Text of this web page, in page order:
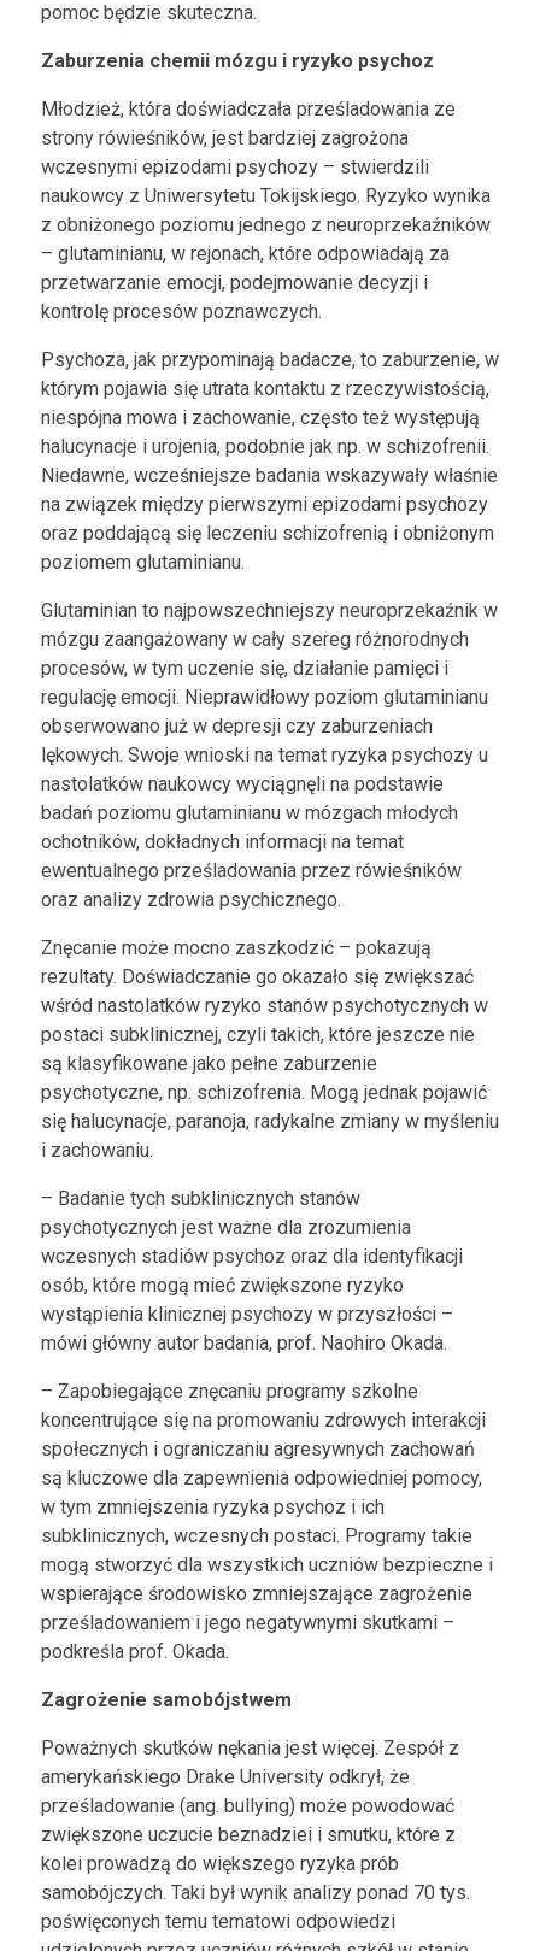
pomoc będzie skuteczna.
Zaburzenia chemii mózgu i ryzyko psychoz
Młodzież, która doświadczała prześladowania ze
strony rówieśników, jest bardziej zagrożona
wczesnymi epizodami psychozy – stwierdzili
naukowcy z Uniwersytetu Tokijskiego. Ryzyko wynika
z obniżonego poziomu jednego z neuroprzekaźników
– glutaminianu, w rejonach, które odpowiadają za
przetwarzanie emocji, podejmowanie decyzji i
kontrolę procesów poznawczych.
Psychoza, jak przypominają badacze, to zaburzenie, w
którym pojawia się utrata kontaktu z rzeczywistością,
niespójna mowa i zachowanie, często też występują
halucynacje i urojenia, podobnie jak np. w schizofrenii.
Niedawne, wcześniejsze badania wskazywały właśnie
na związek między pierwszymi epizodami psychozy
oraz poddającą się leczeniu schizofrenią i obniżonym
poziomem glutaminianu.
Glutaminian to najpowszechniejszy neuroprzekaźnik w
mózgu zaangażowany w cały szereg różnorodnych
procesów, w tym uczenie się, działanie pamięci i
regulację emocji. Nieprawidłowy poziom glutaminianu
obserwowano już w depresji czy zaburzeniach
lękowych. Swoje wnioski na temat ryzyka psychozy u
nastolatków naukowcy wyciągnęli na podstawie
badań poziomu glutaminianu w mózgach młodych
ochotników, dokładnych informacji na temat
ewentualnego prześladowania przez rówieśników
oraz analizy zdrowia psychicznego.
Znęcanie może mocno zaszkodzić – pokazują
rezultaty. Doświadczanie go okazało się zwiększać
wśród nastolatków ryzyko stanów psychotycznych w
postaci subklinicznej, czyli takich, które jeszcze nie
są klasyfikowane jako pełne zaburzenie
psychotyczne, np. schizofrenia. Mogą jednak pojawić
się halucynacje, paranoja, radykalne zmiany w myśleniu
i zachowaniu.
– Badanie tych subklinicznych stanów
psychotycznych jest ważne dla zrozumienia
wczesnych stadiów psychoz oraz dla identyfikacji
osób, które mogą mieć zwiększone ryzyko
wystąpienia klinicznej psychozy w przyszłości –
mówi główny autor badania, prof. Naohiro Okada.
– Zapobiegające znęcaniu programy szkolne
koncentrujące się na promowaniu zdrowych interakcji
społecznych i ograniczaniu agresywnych zachowań
są kluczowe dla zapewnienia odpowiedniej pomocy,
w tym zmniejszenia ryzyka psychoz i ich
subklinicznych, wczesnych postaci. Programy takie
mogą stworzyć dla wszystkich uczniów bezpieczne i
wspierające środowisko zmniejszające zagrożenie
prześladowaniem i jego negatywnymi skutkami –
podkreśla prof. Okada.
Zagrożenie samobójstwem
Poważnych skutków nękania jest więcej. Zespół z
amerykańskiego Drake University odkrył, że
prześladowanie (ang. bullying) może powodować
zwiększone uczucie beznadziei i smutku, które z
kolei prowadzą do większego ryzyka prób
samobójczych. Taki był wynik analizy ponad 70 tys.
poświęconych temu tematowi odpowiedzi